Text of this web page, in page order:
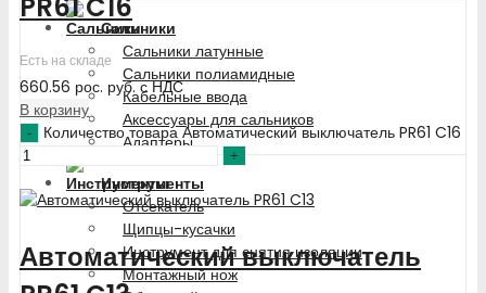
Сальники
Сальники латунные
Сальники полиамидные
Кабельные ввода
Аксессуары для сальников
Адаптеры
Инструменты
Отсекатель
Щипцы-кусачки
Инструмент для снятия изоляции
Монтажный нож
Есть на складе
660.56 рос. руб.с НДС
В корзину
Количество товара Автоматический выключатель PR61 C16
Автоматический выключатель